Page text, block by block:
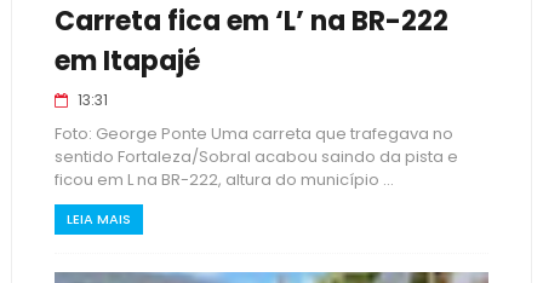
Carreta fica em ‘L’ na BR-222
em Itapajé
13:31
Foto: George Ponte Uma carreta que trafegava no
sentido Fortaleza/Sobral acabou saindo da pista e
ficou em L na BR-222, altura do município ...
LEIA MAIS